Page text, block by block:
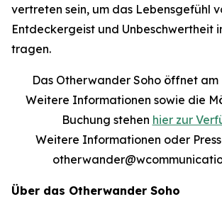
vertreten sein, um das Lebensgefühl
Entdeckergeist und Unbeschwertheit
tragen.
Das Otherwander Soho öffnet am
Weitere Informationen sowie die
Buchung stehen hier zur
Weitere Informationen oder
Über das Otherwander Soho